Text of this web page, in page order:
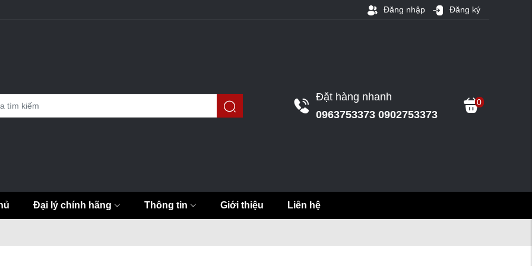
Đăng nhập Đăng ký
Đặt hàng nhanh
0963753373 0902753373
0
Đại lý chính hãng Thông tin Giới thiệu Liên hệ